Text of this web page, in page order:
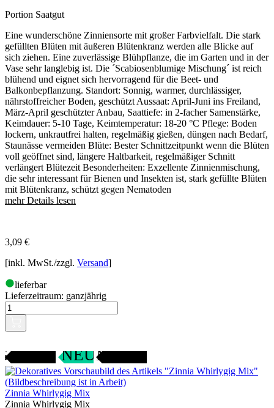
Portion Saatgut
Eine wunderschöne Zinniensorte mit großer Farbvielfalt. Die stark
gefüllten Blüten mit äußeren Blütenkranz werden alle Blicke auf
sich ziehen. Eine zuverlässige Blühpflanze, die im Garten und in der
Vase sehr langlebig ist. Die ´Scabiosenblumige Mischung´ ist reich
blühend und eignet sich hervorragend für die Beet- und
Balkonbepflanzung. Standort: Sonnig, warmer, durchlässiger,
nährstoffreicher Boden, geschützt Aussaat: April-Juni ins Freiland,
März-April geschützter Anbau, Saattiefe: in 2-facher Samenstärke,
Keimdauer: 5-10 Tage, Keimtemperatur: 18-20 °C Pflege: Boden
lockern, unkrautfrei halten, regelmäßig gießen, düngen nach Bedarf,
Staunässe vermeiden Blüte: Bester Schnittzeitpunkt wenn die Blüten
voll geöffnet sind, längere Haltbarkeit, regelmäßiger Schnitt
verlängert Blütezeit Besonderheiten: Exzellente Zinnienmischung,
die sehr interessant für Bienen und Insekten ist, stark gefüllte Blüten
mit Blütenkranz, schützt gegen Nematoden
mehr Details lesen
3,09 €
[inkl. MwSt./zzgl. Versand]
lieferbar
Lieferzeitraum: ganzjährig
NEU
SAMENFEST
Zinnia Whirlygig Mix
Zinnia Whirlygig Mix